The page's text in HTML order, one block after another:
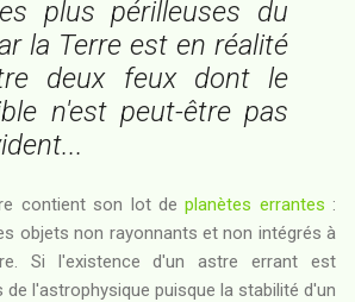
plus périlleuses du
la Terre est en réalité
deux feux dont le
n'est peut-être pas
contient son lot deplanètes errantes :
objets non rayonnants et non intégrés à
Si l'existence d'un astre errant est
l'astrophysique puisque la stabilité d'un